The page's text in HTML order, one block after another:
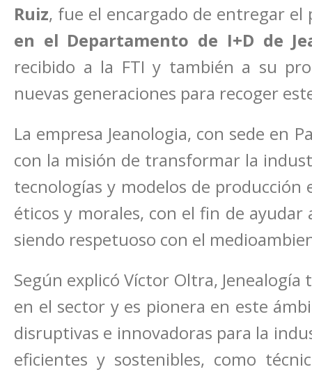
Ruiz, fue el encargado de entregar
en el Departamento de I+D de
recibido a la FTI y también a su
nuevas generaciones para recoger
La empresa Jeanologia, con sede en
con la misión de transformar la
tecnologías y modelos de producción
éticos y morales, con el fin de
siendo respetuoso con el
Según explicó Víctor Oltra,
en el sector y es pionera en este
disruptivas e innovadoras para la
eficientes y sostenibles, como